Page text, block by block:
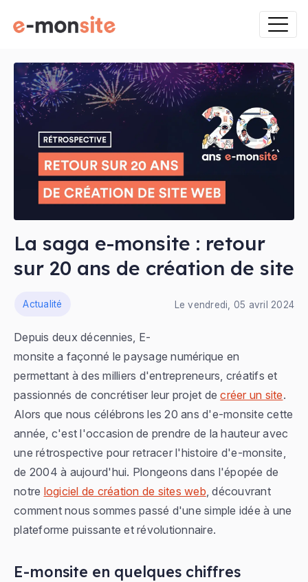
La saga e-monsite : retour
sur 20 ans de création de site
Le vendredi, 05 avril 2024
Actualité
Depuis deux décennies, E-
monsite a façonné le paysage numérique en
permettant à des milliers d'entrepreneurs, créatifs et
passionnés de concrétiser leur projet decréer un site.
Alors que nous célébrons les 20 ans d'e-monsite cette
année, c'est l'occasion de prendre de la hauteur avec
une rétrospective pour retracer l'histoire d'e-monsite,
de 2004 à aujourd'hui. Plongeons dans l'épopée de
notre logiciel de création de sites web, découvrant
comment nous sommes passé d'une simple idée à une
plateforme puissante et révolutionnaire.
E-monsite en quelques chiffres